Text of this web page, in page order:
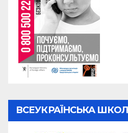
ВСЕУКРАЇНСЬКА